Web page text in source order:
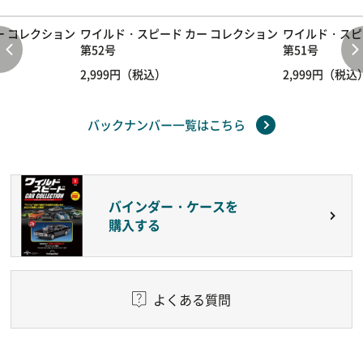
コレクション ワイルド・スピード カー コレクション
第52号
2,999円（税込）
ワイルド・ス
第51号
2,999円（税込
バックナンバー一覧はこちら
バインダー・ケースを
購入する
よくある質問